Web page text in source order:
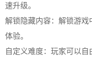
速升级。
解锁隐藏内容：解锁游
体验。
自定义难度：玩家可以